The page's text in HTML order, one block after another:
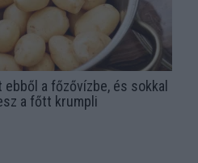
a főzővízbe, és sokkal
a főtt krumpli